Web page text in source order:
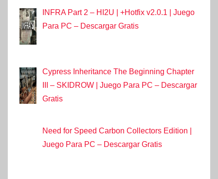
INFRA Part 2 – HI2U | +Hotfix v2.0.1 | Juego
Para PC – Descargar Gratis
Cypress Inheritance The Beginning Chapter
III – SKIDROW | Juego Para PC – Descargar
Gratis
Need for Speed Carbon Collectors Edition |
Juego Para PC – Descargar Gratis